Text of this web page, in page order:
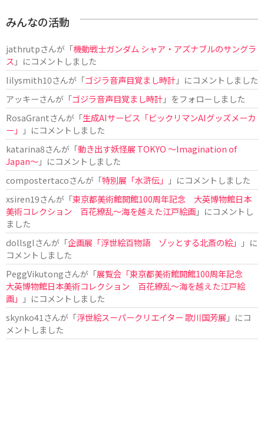
みんなの活動
jathrutpさんが「機動戦士ガンダム シャア・アズナブルのサングラ
ス 」にコメントしました
lilysmith10さんが「ゴジラ音声目覚まし時計」にコメントしました
アッキーさんが「ゴジラ音声目覚まし時計」をフォローしました
RosaGrantさんが「生成AIサービス「ビックリマンAIグッズメーカ
ー」
」にコメントしました
katarina8さんが「動き出す妖怪展 TOKYO 〜Imagination of
Japan〜」にコメントしました
compostertacoさんが「特別展「水滸伝」
」にコメントしました
xsiren19さんが「東京都美術館開館100周年記念 大英博物館日本
美術コレクション 百花繚乱～海を越えた江戸絵画」にコメントし
ました
dollsglさんが「企画展「浮世絵百物語 ゾッとする北斎の絵」
」に
コメントしました
PeggVikutongさんが「展覧会「東京都美術館開館100周年記念
大英博物館日本美術コレクション 百花繚乱〜海を越えた江戸絵
画」
」にコメントしました
skynko41 さんが「浮世絵スーパークリエイター 歌川国芳展 」にコ
メントしました